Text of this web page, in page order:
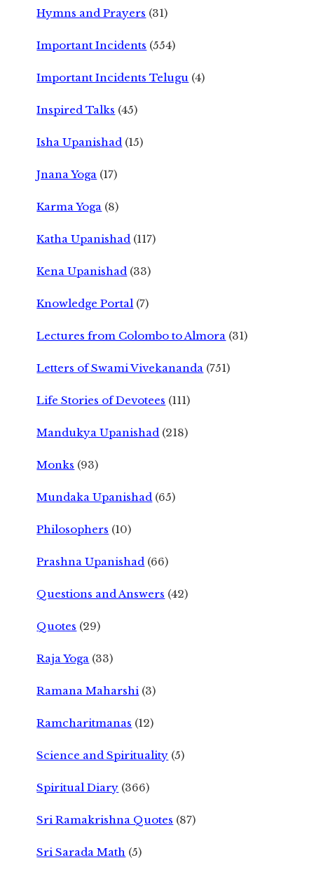
Hymns and Prayers (31)
Important Incidents (554)
Important Incidents Telugu (4)
Inspired Talks (45)
Isha Upanishad (15)
Jnana Yoga (17)
Karma Yoga (8)
Katha Upanishad (117)
Kena Upanishad (33)
Knowledge Portal (7)
Lectures from Colombo to Almora (31)
Letters of Swami Vivekananda (751)
Life Stories of Devotees (111)
Mandukya Upanishad (218)
Monks (93)
Mundaka Upanishad (65)
Philosophers (10)
Prashna Upanishad (66)
Questions and Answers (42)
Quotes (29)
Raja Yoga (33)
Ramana Maharshi (3)
Ramcharitmanas (12)
Science and Spirituality (5)
Spiritual Diary (366)
Sri Ramakrishna Quotes (87)
Sri Sarada Math (5)